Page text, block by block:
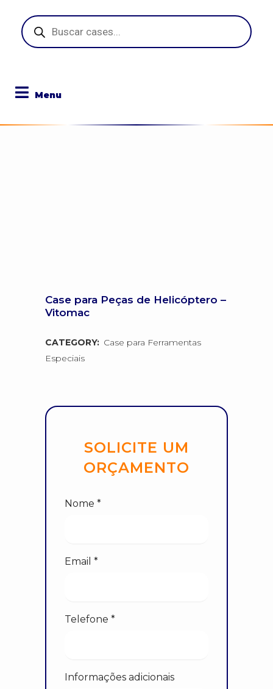
Pesquisar
produtos
Case para Peças de Helicóptero –
Vitomac
CATEGORY: Case para Ferramentas
Especiais
SOLICITE UM
ORÇAMENTO
Nome *
Email *
Telefone *
Informações adicionais